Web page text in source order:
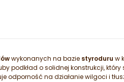
wykonanych na bazie styroduru w
podkład o solidnej konstrukcji,
odporność na działanie wilgoci i